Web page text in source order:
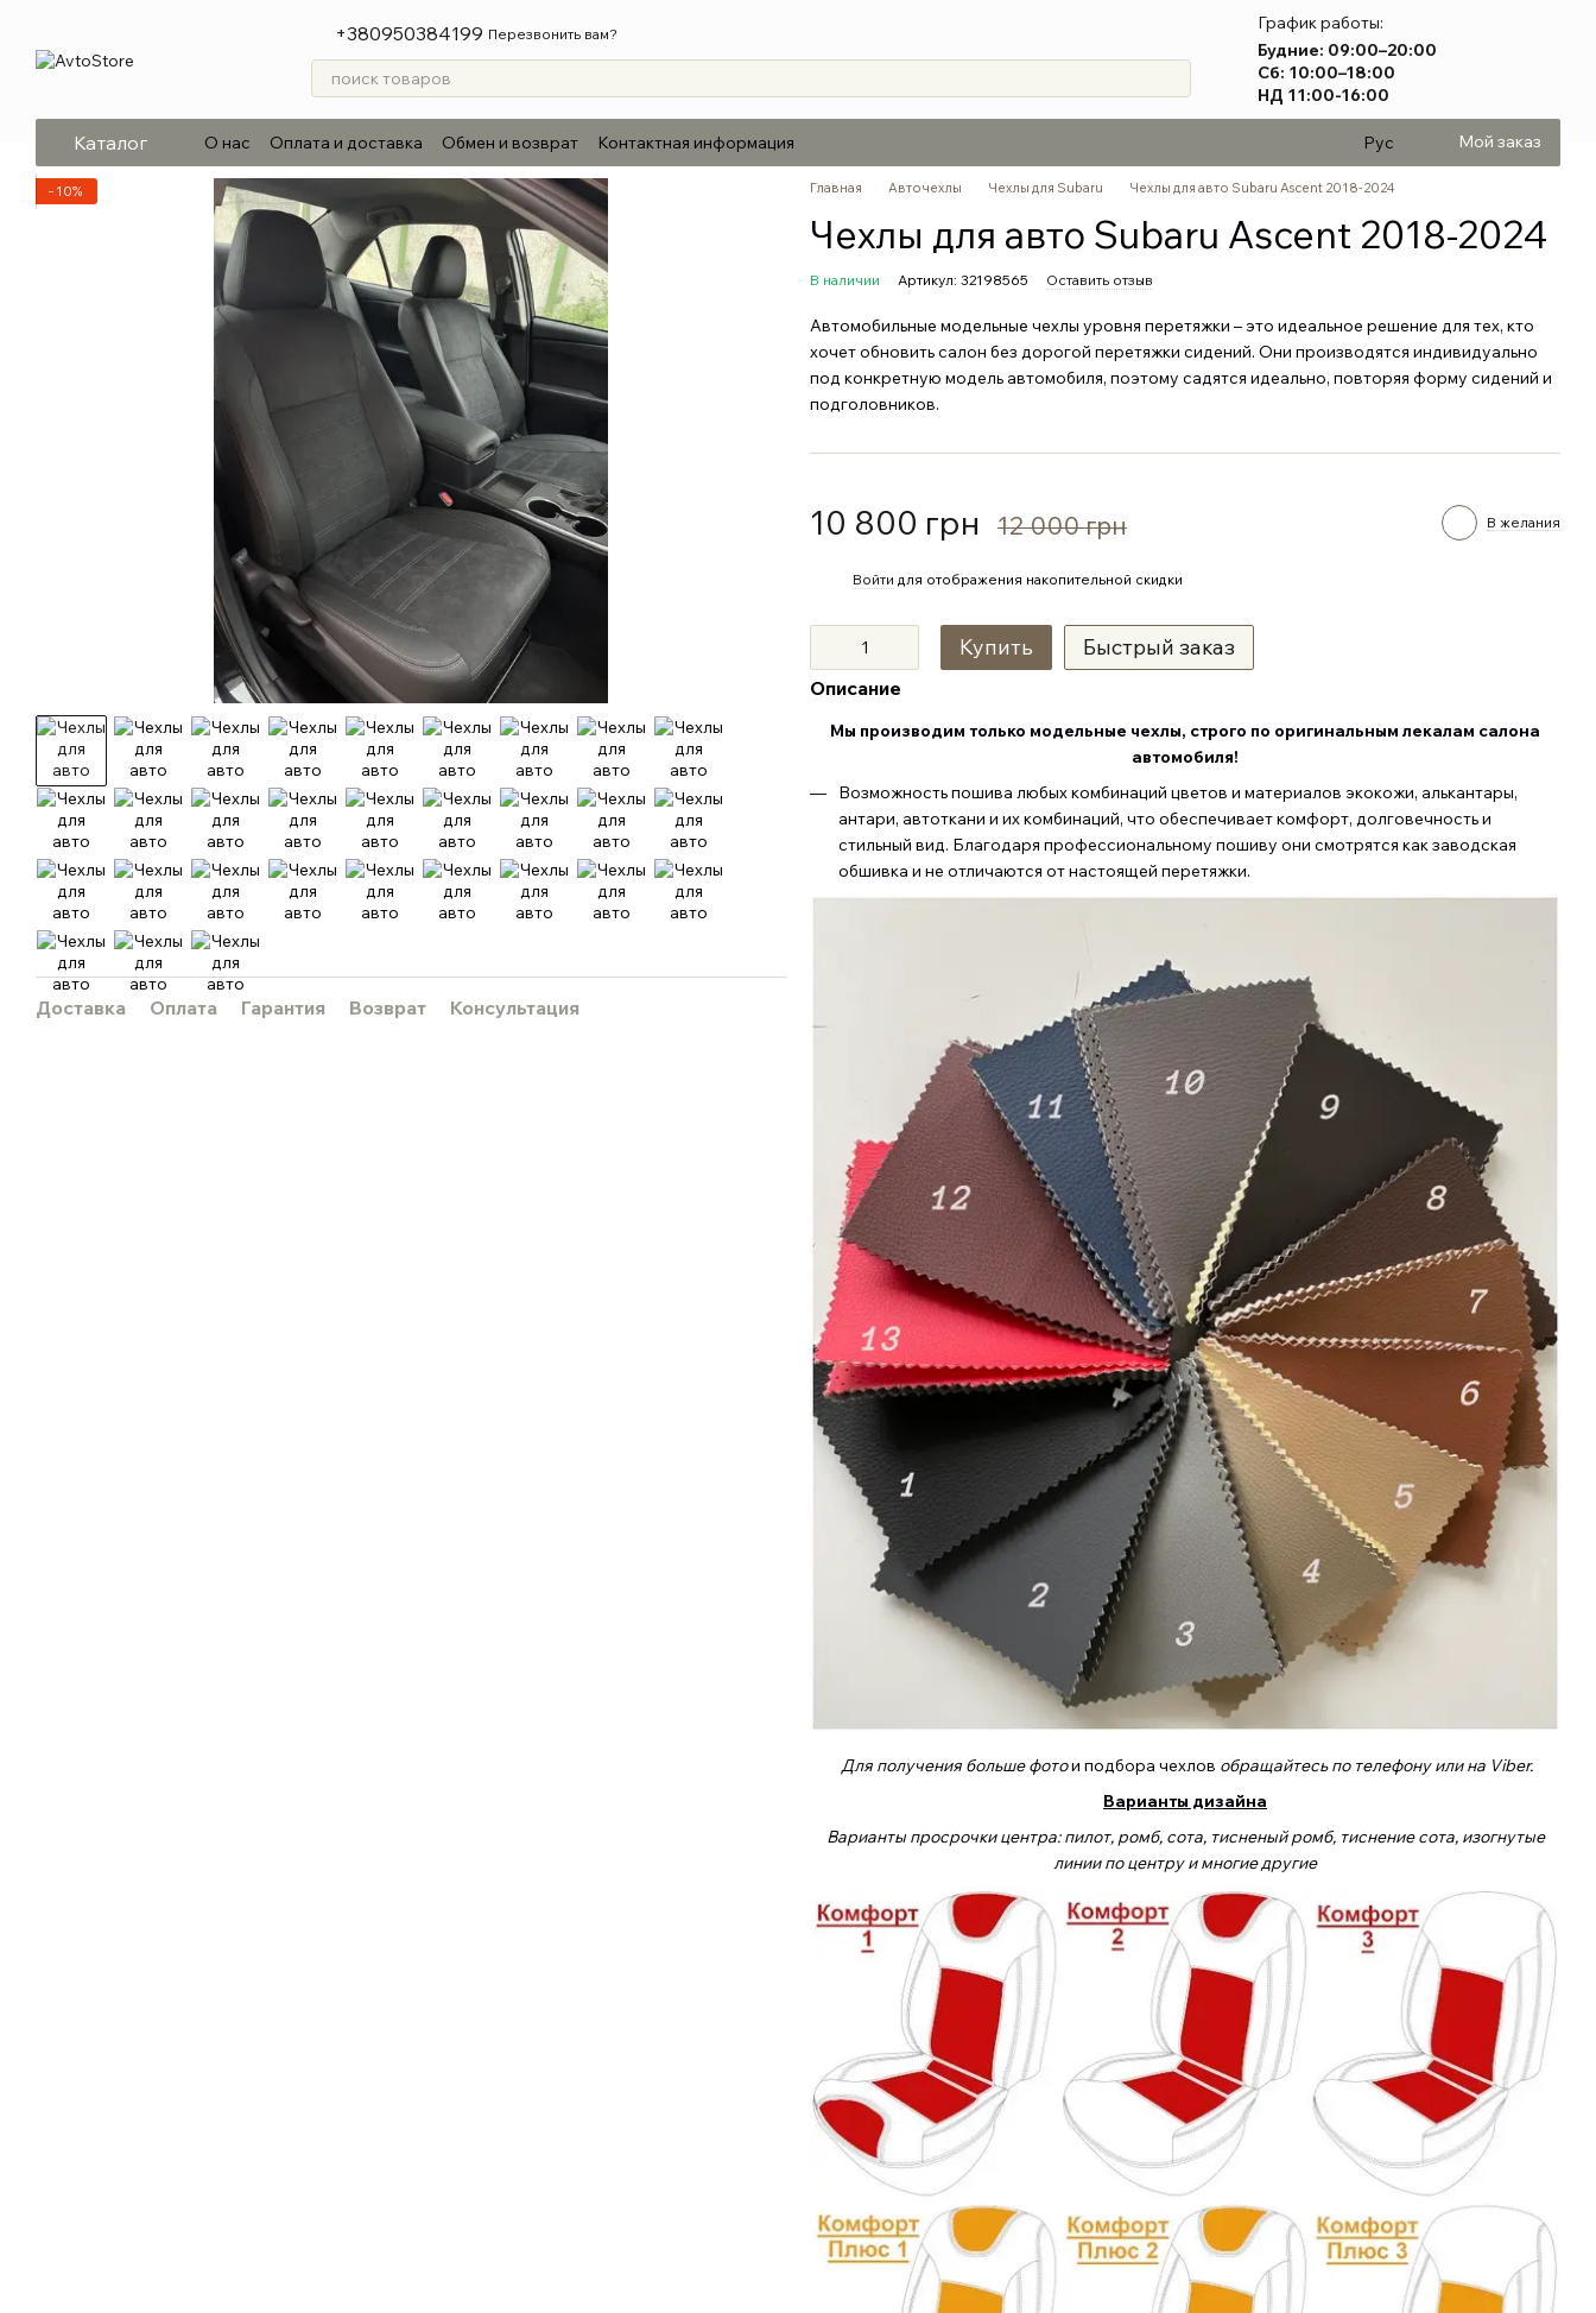
+380950384199 Перезвонить вам?
График работы:
Будние: 09:00–20:00
Сб: 10:00–18:00
НД 11:00-16:00
Каталог О нас Оплата и доставка Обмен и возврат Контактная информация Рус Мой заказ
−10%
Доставка Оплата Гарантия Возврат Консультация
Главная Авточехлы Чехлы для Subaru Чехлы для авто Subaru Ascent 2018-2024
Чехлы для авто Subaru Ascent 2018-2024
В наличии Артикул: 32198565 Оставить отзыв
Автомобильные модельные чехлы уровня перетяжки – это идеальное решение для тех, кто
хочет обновить салон без дорогой перетяжки сидений. Они производятся индивидуально
под конкретную модель автомобиля, поэтому садятся идеально, повторяя форму сидений и
подголовников.
10 800 грн 12 000 грн В желания
Войти для отображения накопительной скидки
Купить Быстрый заказ
Описание
Мы производим только модельные чехлы, строго по оригинальным лекалам салона
автомобиля!
Возможность пошива любых комбинаций цветов и материалов экокожи, алькантары,
антари, автоткани и их комбинаций, что обеспечивает комфорт, долговечность и
стильный вид. Благодаря профессиональному пошиву они смотрятся как заводская
обшивка и не отличаются от настоящей перетяжки.
Для получения больше фотои подбора чехлов обращайтесь по телефону или на Viber.
Варианты дизайна
Варианты просрочки центра: пилот, ромб, сота, тисненый ромб, тиснение сота, изогнутые
линии по центру и многие другие